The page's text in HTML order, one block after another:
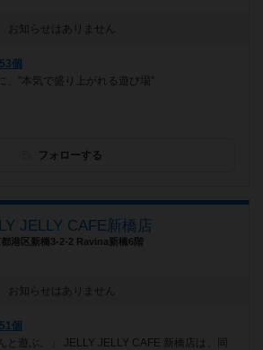
お知らせはありません
個
”本気で盛り上がれる遊び場”
フォローする
JELLY CAFE新橋店
都港区新橋3-2-2 Ravina新橋6階
お知らせはありません
個
と遊ぶ。」 JELLY JELLY CAFE 新橋店は、同